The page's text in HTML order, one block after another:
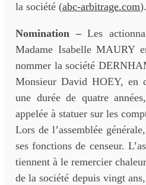
la société (abc-arbitrage.com).
Nomination –Les
Madame Isabelle MAURY
nommer la société
Monsieur David HOEY, en
une durée de quatre
appelée à statuer sur les
Lors de l’assemblée
ses fonctions de censeur.
tiennent à le remercier
de la société depuis vingt